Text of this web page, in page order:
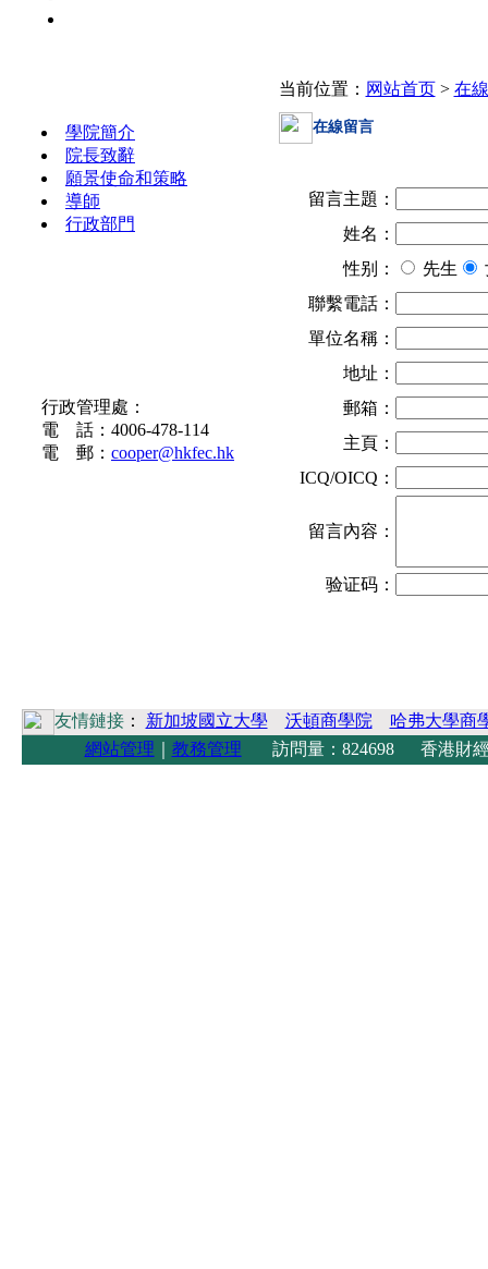
學院簡介
院長致辭
願景使命和策略
導師
行政部門
行政管理處：
電 話：4006-478-114
電 郵： cooper@hkfec.hk
当前位置： 网站首页> 在
在線留言
留言主題：
姓名：
性别：
先生
聯繫電話：
單位名稱：
地址：
郵箱：
主頁：
ICQ/OICQ：
留言內容：
验证码：
友情鏈接： 新加坡國立大學 沃頓商學院
哈弗大學商
網站管理
教務管理 訪問量：824698 香港財經學